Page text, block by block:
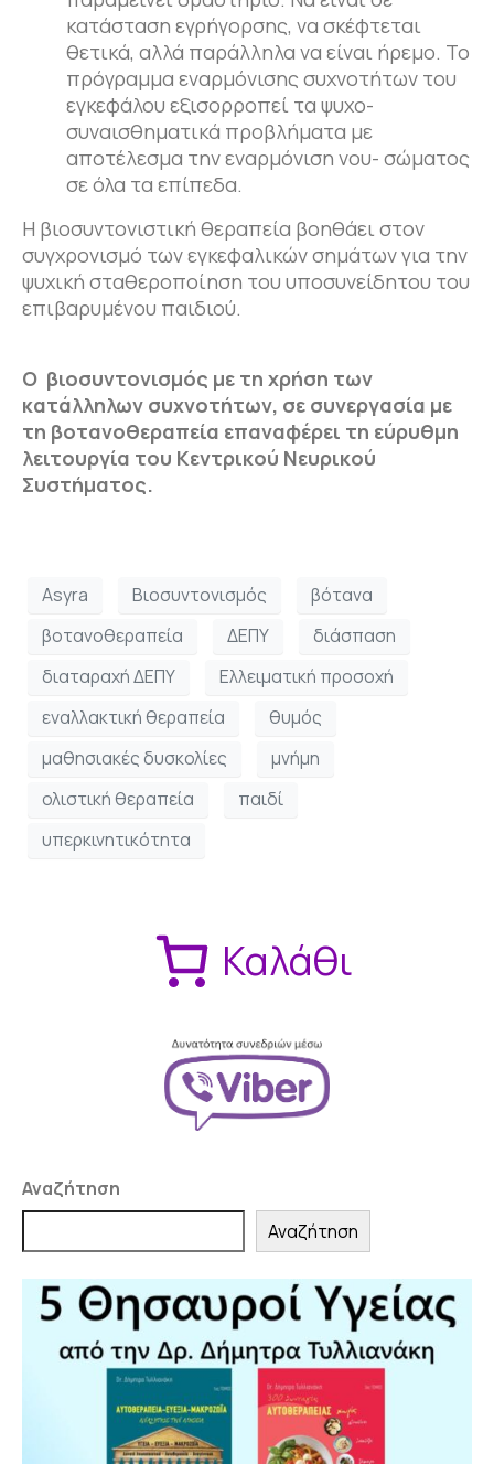
κατάσταση εγρήγορσης, να σκέφτεται
θετικά, αλλά παράλληλα να είναι ήρεμο. Το
πρόγραμμα εναρμόνισης συχνοτήτων του
εγκεφάλου εξισορροπεί τα ψυχο-
συναισθηματικά προβλήματα με
αποτέλεσμα την εναρμόνιση νου- σώματος
σε όλα τα επίπεδα.
Η βιοσυντονιστική θεραπεία βοηθάει στον
συγχρονισμό των εγκεφαλικών σημάτων για την
ψυχική σταθεροποίηση του υποσυνείδητου του
επιβαρυμένου παιδιού.
Ο βιοσυντονισμός με τη χρήση των
κατάλληλων συχνοτήτων, σε συνεργασία με
τη βοτανοθεραπεία επαναφέρει τη εύρυθμη
λειτουργία του Κεντρικού Νευρικού
Συστήματος.
Asyra Βιοσυντονισμός
βότανα
βοτανοθεραπεία
ΔΕΠΥ
διάσπαση
διαταραχή ΔΕΠΥ
Ελλειματική προσοχή
εναλλακτική θεραπεία
θυμός
μαθησιακές δυσκολίες
μνήμη
ολιστική θεραπεία
παιδί
υπερκινητικότητα
Καλάθι
Αναζήτηση
Αναζήτηση